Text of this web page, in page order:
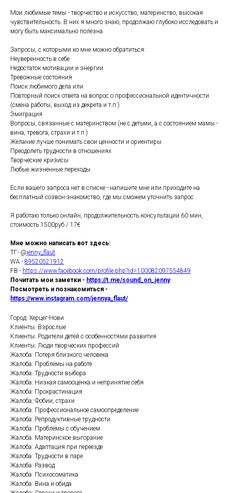
Мои любимые темы - творчество и искусство, материнство, высокая
чувствительность. В них я много знаю, продолжаю глубоко исследовать и
могу быть максимально полезна.
Запросы, с которыми ко мне можно обратиться:
Неуверенность в себе
Недостаток мотивации и энергии
Тревожные состояния
Поиск любимого дела или
Повторный поиск ответа на вопрос о профессиональной идентичности
(смена работы, выход из декрета и т.п.)
Эмиграция
Вопросы, связанные с материнством (не с детьми, а с состоянием мамы -
вина, тревога, страхи и т.п.)
Желание лучше понимать свои ценности и ориентиры
Преодолеть трудности в отношениях
Творческие кризисы
Любые жизненные переходы
Если вашего запроса нет в списке - напишите мне или приходите на
бесплатный созвон-знакомство, где мы сможем уточнить запрос.
Я работаю только онлайн, продолжительность консультации 60 мин,
стоимость 1500руб / 17€
Мне можно написать вот здесь:
ТГ- @jenny_flaut
WA - 89520521912
FB - https://www.facebook.com/profile.php?id=100082097554849
Почитать мои заметки - https://t.me/sound_on_jenny
Посмотреть и познакомиться -
https://www.instagram.com/jennya_flaut/
Город: Херцег-Нови
Клиенты: Взрослые
Клиенты: Родители детей с особенностями развития
Клиенты: Люди творческих профессий
Жалоба: Потеря близкого человека
Жалоба: Проблемы на работе
Жалоба: Трудности выбора
Жалоба: Низкая самооценка и непринятие себя
Жалоба: Прокрастинация
Жалоба: Фобии, страхи
Жалоба: Профессиональное самоопределение
Жалоба: Репродуктивные трудности
Жалоба: Проблемы с обучением
Жалоба: Материнское выгорание
Жалоба: Адаптация при переезде
Жалоба: Трудности в паре
Жалоба: Развод
Жалоба: Психосоматика
Жалоба: Вина и обида